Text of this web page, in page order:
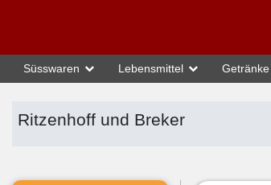
Süsswaren Lebensmittel Getränke
Topmarken R Ritzenhoff und Breker
Ritzenhoff und Breker